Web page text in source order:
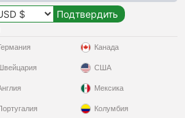
Канада
США
Мексика
Колумбия